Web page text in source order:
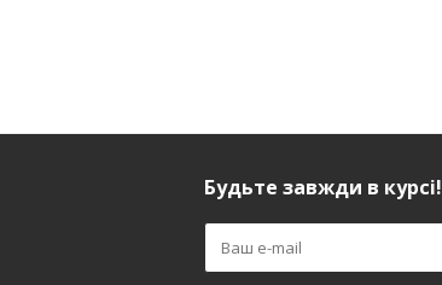
Будьте завжди в курсі!